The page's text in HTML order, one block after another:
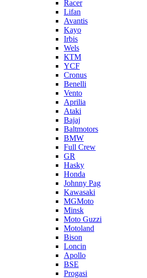
Racer
Lifan
Avantis
Kayo
Irbis
Wels
КТМ
YCF
Cronus
Benelli
Vento
Aprilia
Ataki
Bajaj
Baltmotors
BMW
Full Crew
GR
Hasky
Honda
Johnny Pag
Kawasaki
MGMoto
Minsk
Moto Guzzi
Motoland
Bison
Loncin
Apollo
BSE
Progasi